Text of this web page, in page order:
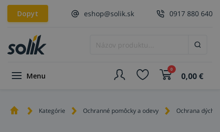
Dopyt eshop@solik.sk 0917 880 640
Menu
0
0,00€
Kategórie Ochranné pomôcky a odevy Ochrana